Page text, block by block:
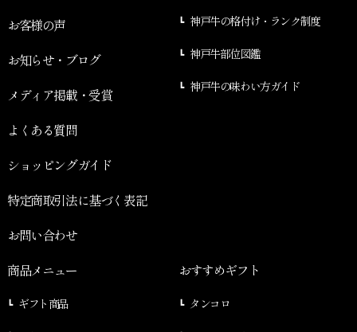
お客様の声
お知らせ・ブログ
メディア掲載・受賞
よくある質問
ショッピングガイド
特定商取引法に基づく表記
お問い合わせ
神戸牛の格付け・ランク制度
神戸牛部位図鑑
神戸牛の味わい方ガイド
商品メニュー
ギフト商品
おすすめギフト
タンコロ